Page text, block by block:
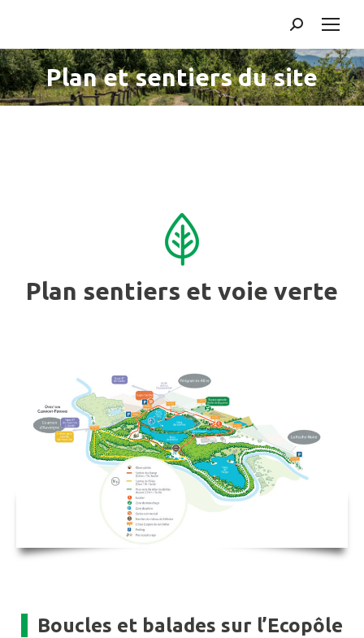
Search:
Plan et sentiers du site
Vous êtes ici :
Plan sentiers et voie verte
Boucles et balades sur l’Ecopôle